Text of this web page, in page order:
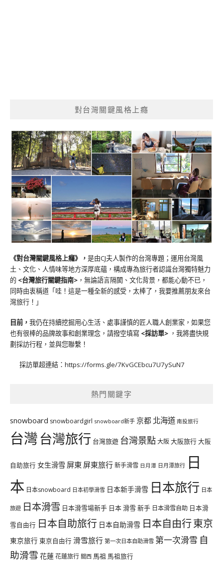
對台灣關鍵風格上癮
《對台灣關鍵風格上癮》 ， 是由CJ夫人製作的台灣專題；運用台灣風
土、文化、人情味等地方深厚底蘊，構成專為旅行者認識台灣獨特魅力
的 <台灣旅行關鍵指南> ，無論語言隔閡、文化背景，都能心動不已，
同時由衷稱道「哇！這是一種全新的感受，太棒了，我要推薦朋友來台
灣旅行！」
目前， 我仍在持續挖掘用心生活、處事謹慎的匠人職人創業家，如果您
也有很棒的品牌故事和創業理念，請撥空填寫 <採訪單> ，我將盡快規
劃採訪行程，並與您聯繫！
採訪單超連結： https://forms.gle/7KvGCEbcu7U7ySuN7
熱門關鍵字
snowboard snowboardgirl snowboard新手 京都 北海道 南投旅行
台灣台灣旅行 台灣旅遊 台灣景點大阪大阪旅行大阪
自助旅行 女生滑雪 屏東 屏東旅行新手滑雪 日月潭 日月潭旅行 日
本 日本snowboard 日本初學滑雪 日本新手滑雪 日本旅行 日本
旅遊 日本滑雪 日本滑雪場新手 日本 滑雪 新手 日本滑雪自助 日本滑
雪自由行 日本自助旅行 日本自助滑雪 日本自由行東京
東京旅行 東京自由行 滑雪旅行 第一次日本自助滑雪 第一次滑雪 自
助滑雪 花蓮花蓮旅行 關西 馬祖 馬祖旅行